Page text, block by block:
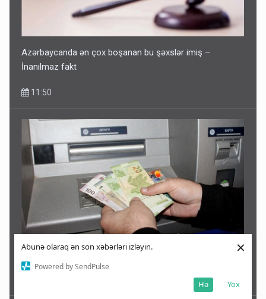
Abunə olaraq ən son xəbərləri izləyin.
Powered by SendPulse
Yox
Hə
×
Azərbaycanda ən çox boşanan bu şəxslər imiş –
İnanılmaz fakt
11:50
Bu şəxslərin müavinəti LƏĞV EDİLƏCƏK